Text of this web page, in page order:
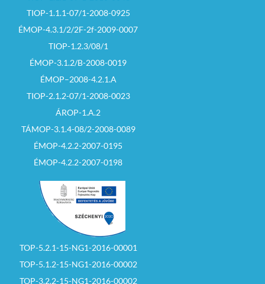
TIOP-1.1.1-07/1-2008-0925
ÉMOP-4.3.1/2/2F-2f-2009-0007
TIOP-1.2.3/08/1
ÉMOP-3.1.2/B-2008-0019
ÉMOP–2008-4.2.1.A
TIOP-2.1.2-07/1-2008-0023
ÁROP-1.A.2
TÁMOP-3.1.4-08/2-2008-0089
ÉMOP-4.2.2-2007-0195
ÉMOP-4.2.2-2007-0198
TOP-5.2.1-15-NG1-2016-00001
TOP-5.1.2-15-NG1-2016-00002
TOP-3.2.2-15-NG1-2016-00002